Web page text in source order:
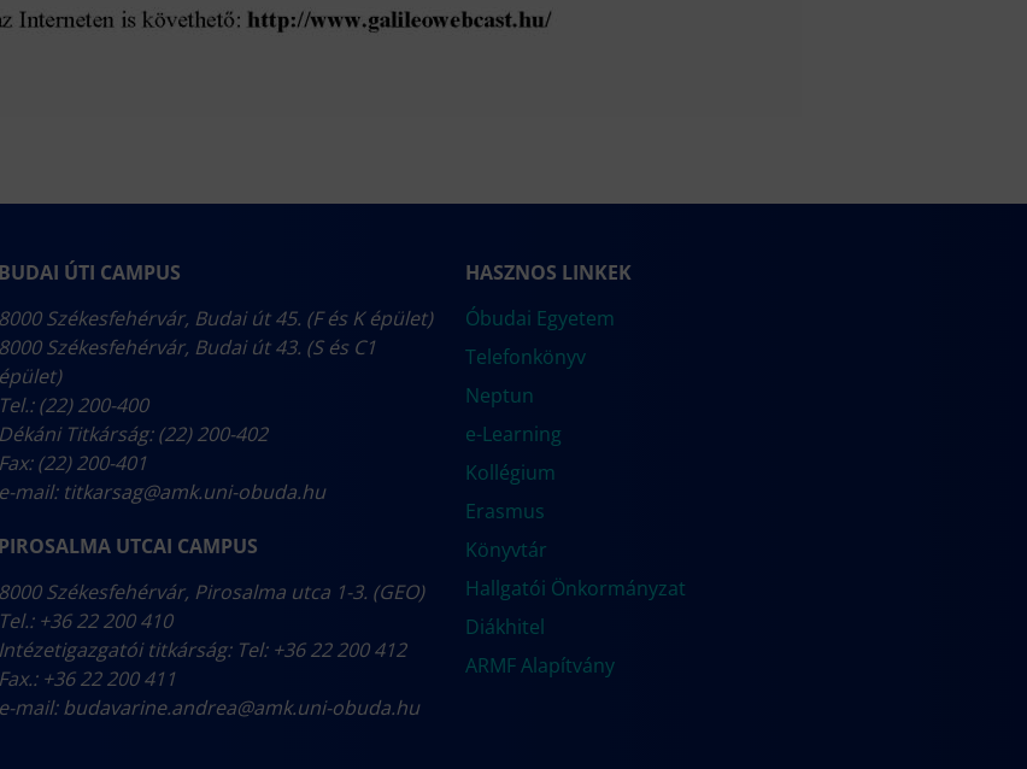
BUDAI ÚTI CAMPUS
8000 Székesfehérvár, Budai út 45. (F és K épület)
8000 Székesfehérvár, Budai út 43. (S és C1
épület)
Tel.: (22) 200-400
Dékáni Titkárság: (22) 200-402
Fax: (22) 200-401
e-mail: titkarsag@amk.uni-obuda.hu
PIROSALMA UTCAI CAMPUS
8000 Székesfehérvár, Pirosalma utca 1-3. (GEO)
Tel.: +36 22 200 410
Intézetigazgatói titkárság: Tel: +36 22 200 412
Fax.: +36 22 200 411
e-mail:budavarine.andrea@amk.uni-obuda.hu
HASZNOS LINKEK
Óbudai Egyetem
Telefonkönyv
Neptun
e-Learning
Kollégium
Erasmus
Könyvtár
Hallgatói Önkormányzat
Diákhitel
ARMF Alapítvány